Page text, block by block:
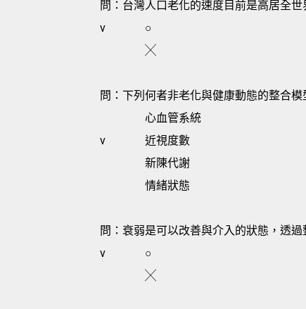
問：台灣人口老化的速度目前是高居全世
v
○
╳
問：下列何者非老化與健康動態的整合模
心血管系統
v
近視度數
新陳代謝
情緒狀態
問：衰弱是可以改善與介入的狀態，透
v
○
╳